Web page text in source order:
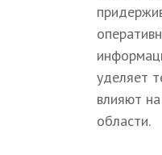
уделяет
влияют
области.